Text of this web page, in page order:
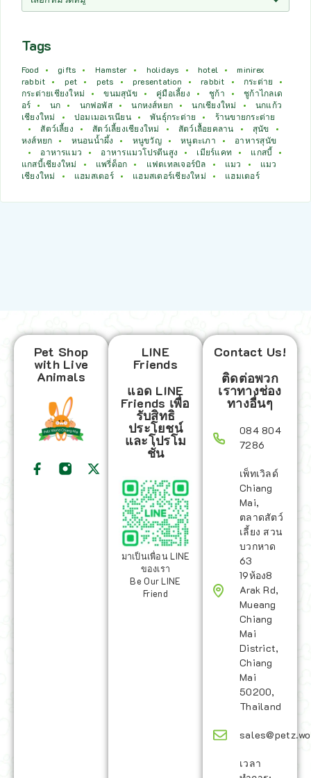
Tags
Food gifts Hamster holidays hotel
minirex
rabbit
pet pets presentation rabbit
กระต่าย
กระต่ายเชียงใหม่
ขนมสุนัข คู่มือเลี้ยง ชูก้า
ชูก้าไกลเด
อร์
นก นกฟอพัส นกหงส์หยก นกเชียงใหม่
นกแก้ว
เชียงใหม่
ปอมเมอเรเนียน พันธุ์กระต่าย
ร้านขายกระต่าย
สัตว์เลี้ยง
สัตว์เลี้ยงเชียงใหม่ สัตว์เลื้อยคลาน
สุนัข
หงส์หยก
หนอนน้ำผึ้ง หนูขวัญ หนูตะเภา
อาหารสุนัข
อาหารแมว
อาหารแมวโปรตีนสูง เมียร์แคท
แกสบี้
แกสบี้เชียงใหม่
แพรี่ด็อก แฟตเทลเจอร์บิล แมว
แมว
เชียงใหม่
แฮมสเตอร์ แฮมสเตอร์เชียงใหม่ แฮมเตอร์
Pet Shop
with Live
Animals
LINE
Friends
แอด LINE
Friends เพื่อ
รับสิทธิ
ประโยชน์
และโปรโม
ชั่น
มาเป็นเพื่อน LINE
ของเรา
Be Our LINE
Friend
Contact Us!
ติดต่อพวก
เราทางช่อง
ทางอื่นๆ
084 804
7286
เพ็ทเวิลด์
Chiang
Mai,
ตลาดสัตว์
เลี้ยง สวน
บวกหาด
63
19ห้อง8
Arak Rd,
Mueang
Chiang
Mai
District,
Chiang
Mai
50200,
Thailand
เวลา